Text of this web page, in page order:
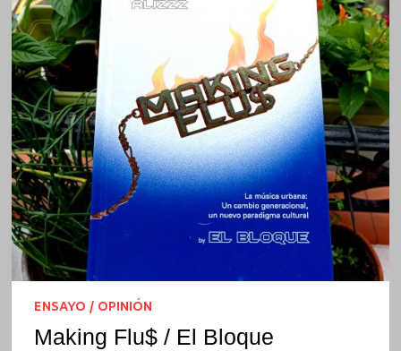
ENSAYO / OPINIÓN
Making Flu$ / El Bloque